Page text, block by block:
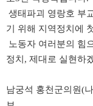
생태파괴 영랑호 부
기 위해 지역정치에
노동자 여러분의 힘
정치, 제대로 실현하
남궁석 홍천군의원(